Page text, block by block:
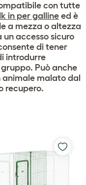
con tutte
in per galline ed è
a mezza o altezza
accesso sicuro
di tener
introdurre
Può anche
malato dal
recupero.